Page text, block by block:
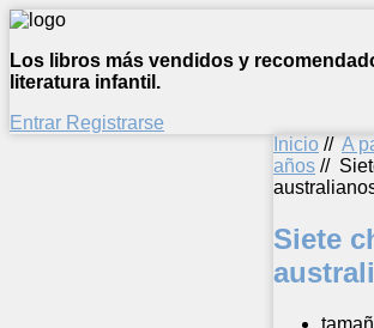
Los libros más vendidos y
literatura infantil.
Entrar Registrarse
Inicio // A
años //
Siete